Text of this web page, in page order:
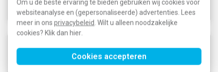
Om u de beste ervaring te bieden gebruiken wij cookies voor
websiteanalyse en (gepersonaliseerde) advertenties. Lees
meer in ons privacybeleid . Wilt u alleen noodzakelijke
cookies? Klik dan hier
Cookies accepteren
Voorraad:0
Wieland 92.232.2004.4 GST18I3 aansluitsnoer male 2
meter 3-polig 1,5mm² 16A bruin